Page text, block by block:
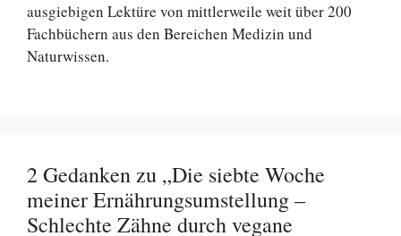
ausgiebigen Lektüre von mittlerweile weit über 200
Fachbüchern aus den Bereichen Medizin und
Naturwissen.
2 Gedanken zu „Die siebte Woche
meiner Ernährungsumstellung –
Schlechte Zähne durch vegane